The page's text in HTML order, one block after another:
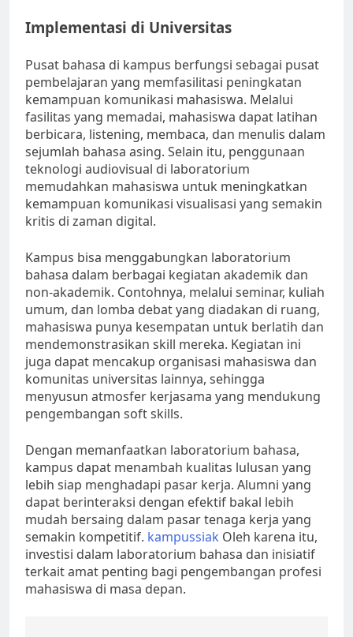
Implementasi di Universitas
Pusat bahasa di kampus berfungsi sebagai pusat
pembelajaran yang memfasilitasi peningkatan
kemampuan komunikasi mahasiswa. Melalui
fasilitas yang memadai, mahasiswa dapat latihan
berbicara, listening, membaca, dan menulis dalam
sejumlah bahasa asing. Selain itu, penggunaan
teknologi audiovisual di laboratorium
memudahkan mahasiswa untuk meningkatkan
kemampuan komunikasi visualisasi yang semakin
kritis di zaman digital.
Kampus bisa menggabungkan laboratorium
bahasa dalam berbagai kegiatan akademik dan
non-akademik. Contohnya, melalui seminar, kuliah
umum, dan lomba debat yang diadakan di ruang,
mahasiswa punya kesempatan untuk berlatih dan
mendemonstrasikan skill mereka. Kegiatan ini
juga dapat mencakup organisasi mahasiswa dan
komunitas universitas lainnya, sehingga
menyusun atmosfer kerjasama yang mendukung
pengembangan soft skills.
Dengan memanfaatkan laboratorium bahasa,
kampus dapat menambah kualitas lulusan yang
lebih siap menghadapi pasar kerja. Alumni yang
dapat berinteraksi dengan efektif bakal lebih
mudah bersaing dalam pasar tenaga kerja yang
semakin kompetitif. kampussiak Oleh karena itu,
investisi dalam laboratorium bahasa dan inisiatif
terkait amat penting bagi pengembangan profesi
mahasiswa di masa depan.